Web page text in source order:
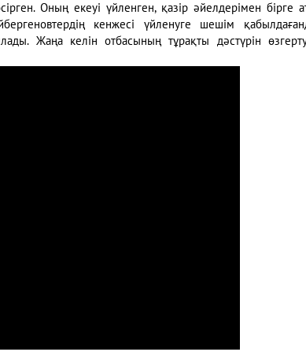
Оның екеуі үйленген, қазір әйелдерімен бірге
кенжесі үйленуге шешім
Жаңа келін отбасының тұрақты дәстүрін